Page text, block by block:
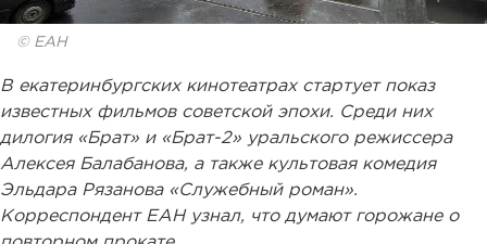
© ЕАН
В екатеринбургских кинотеатрах стартует показ
известных фильмов советской эпохи. Среди них
дилогия «Брат» и «Брат-2» уральского режиссера
Алексея Балабанова, а также культовая комедия
Эльдара Рязанова «Служебный роман».
Корреспондент ЕАН узнал, что думают горожане о